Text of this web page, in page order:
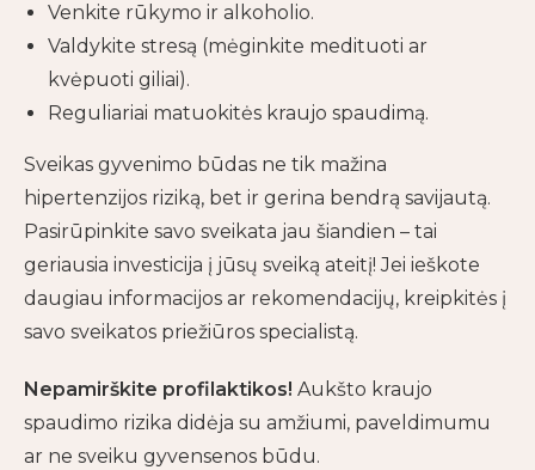
Venkite rūkymo ir alkoholio.
Valdykite stresą (mėginkite medituoti ar
kvėpuoti giliai).
Reguliariai matuokitės kraujo spaudimą.
Sveikas gyvenimo būdas ne tik mažina
hipertenzijos riziką, bet ir gerina bendrą savijautą.
Pasirūpinkite savo sveikata jau šiandien – tai
geriausia investicija į jūsų sveiką ateitį! Jei ieškote
daugiau informacijos ar rekomendacijų, kreipkitės į
savo sveikatos priežiūros specialistą.
Nepamirškite profilaktikos! Aukšto kraujo
spaudimo rizika didėja su amžiumi, paveldimumu
ar ne sveiku gyvensenos būdu.